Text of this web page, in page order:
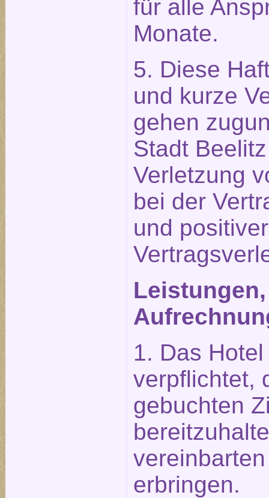
für alle
Monate.
5. Diese
und kurze
gehen
Stadt
Verletzung
bei der
und positiver
1. Das
verpflichtet,
gebuchten
erbringen.